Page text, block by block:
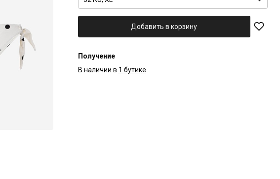
Добавить в корзину
Получение
В наличии в 1 бутике